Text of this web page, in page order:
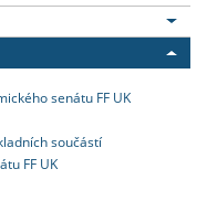
senátu FF UK
součástí
FF UK